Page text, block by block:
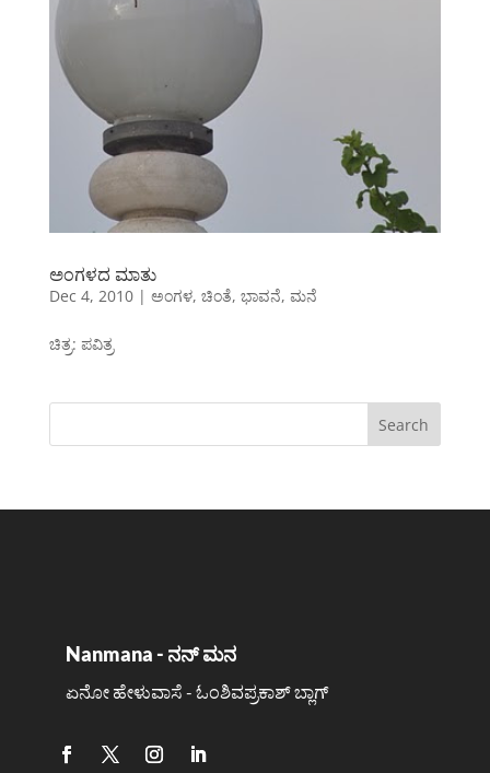
ಅಂಗಳದ ಮಾತು
Dec 4, 2010| ಅಂಗಳ, ಚಿಂತೆ, ಭಾವನೆ, ಮನೆ
ಚಿತ್ರ: ಪವಿತ್ರ
Nanmana - ನನ್ ಮನ
ಏನೋ ಹೇಳುವಾಸೆ - ಓಂಶಿವಪ್ರಕಾಶ್ ಬ್ಲಾಗ್